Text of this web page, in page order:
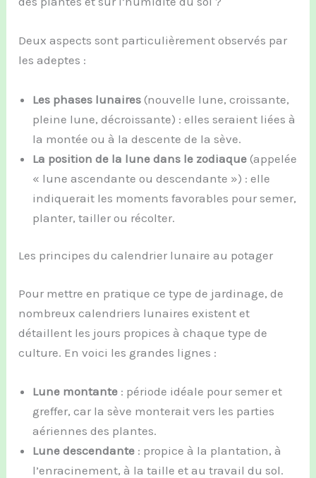
Deux aspects sont particulièrement observés par
les adeptes :
Les phases lunaires (nouvelle lune, croissante,
pleine lune, décroissante) : elles seraient liées à
la montée ou à la descente de la sève.
La position de la lune dans le zodiaque (appelée
« lune ascendante ou descendante ») : elle
indiquerait les moments favorables pour semer,
planter, tailler ou récolter.
Les principes du calendrier lunaire au potager
Pour mettre en pratique ce type de jardinage, de
nombreux calendriers lunaires existent et
détaillent les jours propices à chaque type de
culture. En voici les grandes lignes :
Lune montante : période idéale pour semer et
greffer, car la sève monterait vers les parties
aériennes des plantes.
Lune descendante : propice à la plantation, à
l’enracinement, à la taille et au travail du sol.